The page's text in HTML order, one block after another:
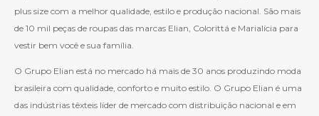
plus size com a melhor qualidade, estilo e produção nacional. São mais
de 10 mil peças de roupas das marcas Elian, Colorittá e Marialícia para
vestir bem você e sua família.
O Grupo Elian está no mercado há mais de 30 anos produzindo moda
brasileira com qualidade, conforto e muito estilo. O Grupo Elian é uma
das indústrias têxteis líder de mercado com distribuição nacional e em